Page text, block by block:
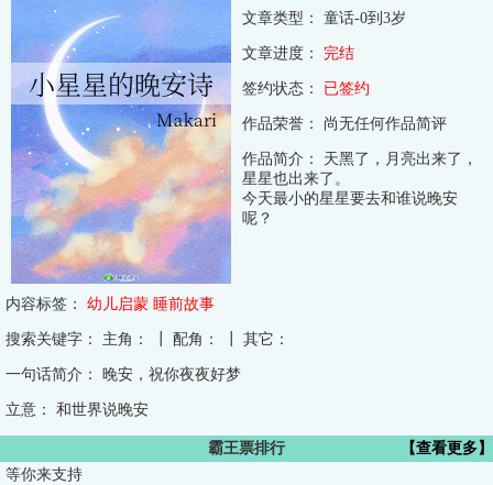
文章类型： 童话-0到3岁
文章进度： 完结
签约状态： 已签约
作品荣誉： 尚无任何作品简评
作品简介：
天黑了，月亮出来了，
星星也出来了。
今天最小的星星要去和谁说晚安
呢？
内容标签： 幼儿启蒙 睡前故事
搜索关键字： 主角： ┃ 配角： ┃ 其它：
一句话简介： 晚安，祝你夜夜好梦
立意： 和世界说晚安
霸王票排行
【查看更多】
等你来支持